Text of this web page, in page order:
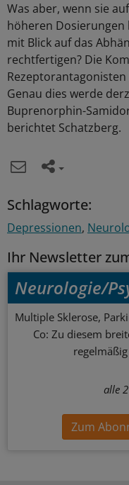
Was aber, wenn sie
höheren Dosierungen
mit Blick auf das
rechtfertigen? Die
Rezeptorantagonisten
Genau dies werde
Buprenorphin-
berichtet Schatzberg.
Schlagworte:
Depressionen
Ihr Newsletter
Neurologie/
Multiple Sklerose,
Co: Zu diesem
alle
Zum